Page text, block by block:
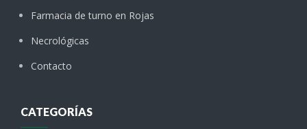
Farmacia de turno en Rojas
Necrológicas
Contacto
CATEGORÍAS